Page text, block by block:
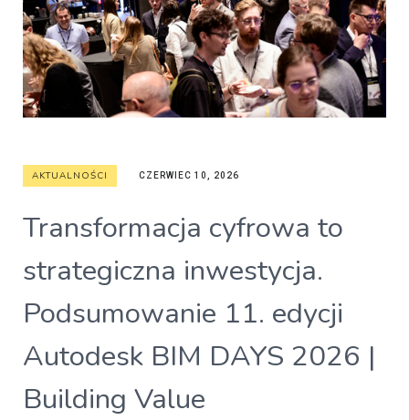
AKTUALNOŚCI CZERWIEC 10, 2026
Transformacja cyfrowa to
strategiczna inwestycja.
Podsumowanie 11. edycji
Autodesk BIM DAYS 2026 |
Building Value